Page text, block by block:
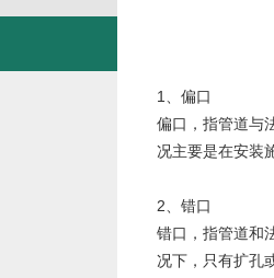
1、偏口
偏口，指管道与
况主要是在安装
2、错口
错口，指管道和
况下，只有扩孔